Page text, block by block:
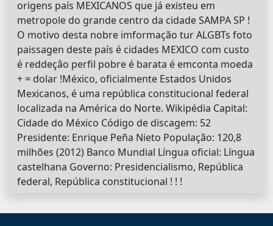
origens país MEXICANOS que já existeu em
metropole do grande centro da cidade SAMPA SP !
O motivo desta nobre imformação tur ALGBTs foto
paissagen deste país é cidades MEXICO com custo
é reddeçâo perfil pobre é barata é emconta moeda
+ = dolar !México, oficialmente Estados Unidos
Mexicanos, é uma república constitucional federal
localizada na América do Norte. Wikipédia Capital:
Cidade do México Código de discagem: 52
Presidente: Enrique Peña Nieto População: 120,8
milhões (2012) Banco Mundial Língua oficial: Língua
castelhana Governo: Presidencialismo, República
federal, República constitucional ! ! !